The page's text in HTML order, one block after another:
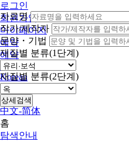
로그인
회원가입
마이페이지
예약
예약
KOR
Korean
English
日本語
中文-简体
홈
탐색안내
자료명
작가/제작자
문양・기법
재질별 분류(1단계)
재질별 분류(2단계)
상세검색